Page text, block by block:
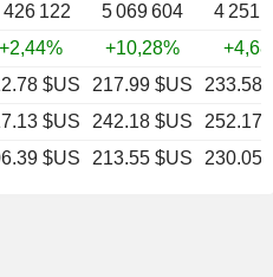
426 122 5 069 604
4 251
+2,44% +10,28%
$US 217.99 $US
233.58
$US 242.18 $US
252.17
$US 213.55 $US 230.05